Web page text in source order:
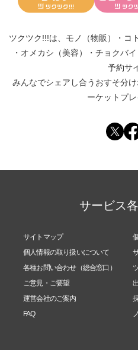
ツクツク!!!は、 モノ（物販） ・ コ
・ オメカシ（美容） ・ チョクバイ
予約サ
みんなでシェアし合う おすそ分
ーケットプレ
サービス
サイトマップ
個人情報の取り扱いについて
各種お問い合わせ（総合窓口）
ご意見・ご要望
運営会社のご案内
FAQ